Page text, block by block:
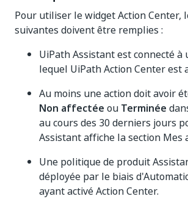
Pour utiliser le widget Action Center,
suivantes doivent être remplies :
UiPath Assistant est connecté
lequel UiPath Action Center est
Au moins une action doit avoir
Non affectée ou Terminée
au cours des 30 derniers jours
Assistant affiche la section Mes
Une politique de produit
déployée par le biais
ayant activé Action Center.